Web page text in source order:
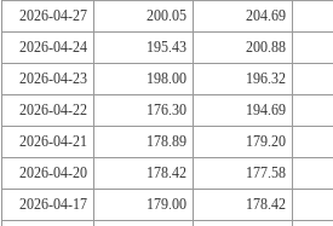
2026-04-27
200.05
204.69
2026-04-24
195.43
200.88
2026-04-23
198.00
196.32
2026-04-22
176.30
194.69
2026-04-21
178.89
179.20
2026-04-20
178.42
177.58
2026-04-17
179.00
178.42